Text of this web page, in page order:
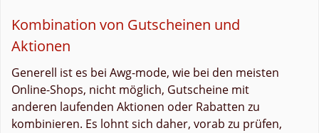
Kombination von Gutscheinen und
Aktionen
Generell ist es bei Awg-mode, wie bei den meisten
Online-Shops, nicht möglich, Gutscheine mit
anderen laufenden Aktionen oder Rabatten zu
kombinieren. Es lohnt sich daher, vorab zu prüfen,